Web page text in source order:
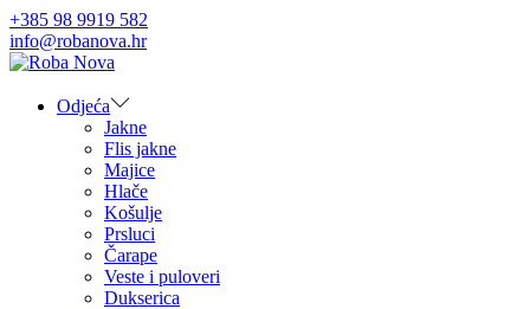
+385 98 9919 582
info@robanova.hr
Skip
navigation
Skip
contentOdjeća
Jakne
Flis jakne
Majice
Hlače
Košulje
Prsluci
Čarape
Veste i puloveri
Dukserica